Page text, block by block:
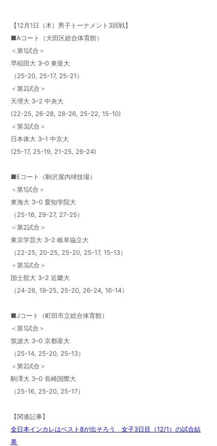
【12月1日（木）男子トーナメント3回戦】
■Aコート（大田区総合体育館）
＜第1試合＞
早稲田大 3–0 東亜大
（25-20, 25-17, 25-21）
＜第2試合＞
天理大 3–2 中央大
(22-25, 26-28, 28-26, 25-22, 15-10)
＜第3試合＞
日本体大 3–1 中京大
(25-17, 25-19, 21-25, 26-24)
■Eコート（駒沢屋内球技場）
＜第1試合＞
東海大 3–0 愛知学院大
（25-16, 29-27, 27-25）
＜第2試合＞
東京学芸大 3–2 岐阜協立大
（22-25, 20-25, 25-20, 25-17, 15-13）
＜第3試合＞
国士舘大 3–2 近畿大
（24-26, 19-25, 25-20, 26-24, 16-14）
■Jコート（町田市立総合体育館）
＜第1試合＞
筑波大 3–0 京都産大
（25-14, 25-20, 25-13）
＜第2試合＞
駒澤大 3–0 長崎国際大
（25-16, 25-20, 25-17）
【関連記事】
全日本インカレはベスト8が出そろう 女子3日目（12/1）の試合結
果